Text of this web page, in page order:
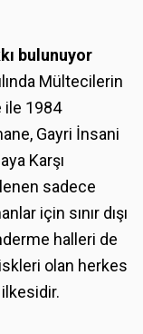
bulunuyor
Mültecilerin
ile 1984
Gayri İnsani
Karşı
sadece
için sınır dışı
halleri de
olan herkes